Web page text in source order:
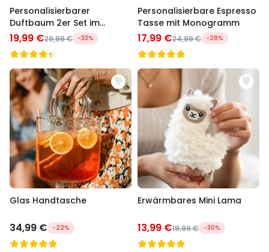
Personalisierbarer
Duftbaum 2er Set im
Polaroid-Look
19,99 €29,99 € -33%
Personalisierbare Espresso
Tasse mit Monogramm
17,99 €24,99 € -28%
Glas Handtasche
34,99 € -22%
Erwärmbares Mini Lama
13,99 €19,99 € -30%